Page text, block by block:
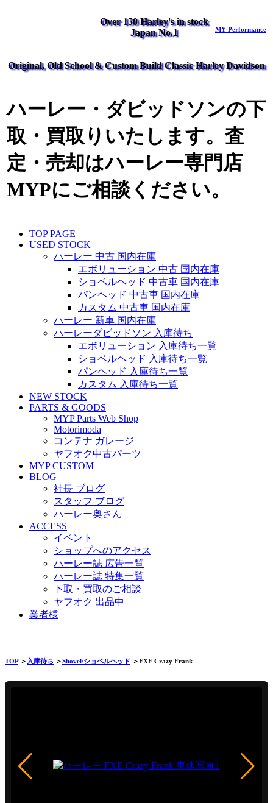
Over 150 Harley's in stock
Japan No.1
MY Performance
Original, Old School & Custom Build Classic Harley Davidson
ハーレー・ダビッドソンの下
取・買取りいたします。査
定・売却はハーレー専門店
MYPにご相談ください。
TOP PAGE
USED STOCK
ハーレー 中古 国内在庫
エボリューション 中古 国内在庫
ショベルヘッド 中古車 国内在庫
パンヘッド 中古車 国内在庫
カスタム 中古車 国内在庫
ハーレー 新車 国内在庫
ハーレーダビッドソン 入庫待ち
エボリューション 入庫待ち一覧
ショベルヘッド 入庫待ち一覧
パンヘッド 入庫待ち一覧
カスタム 入庫待ち一覧
NEW STOCK
PARTS & GOODS
MYP Parts Web Shop
Motorimoda
コンテナ ガレージ
ヤフオク中古パーツ
MYP CUSTOM
BLOG
社長 ブログ
スタッフ ブログ
ハーレー奥さん
ACCESS
イベント
ショップへのアクセス
ハーレー誌 広告一覧
ハーレー誌 特集一覧
下取・買取のご相談
ヤフオク 出品中
業者様
TOP＞ 入庫待ち ＞Shovel/ショベルヘッド ＞FXE Crazy Frank